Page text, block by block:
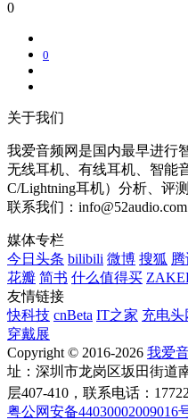
0
0
关于我们
我爱音频网是国内最早进行
无线耳机、有线耳机、智能
C/Lightning耳机）分析、评
联系我们：info@52audio.com
媒体专栏
今日头条 bilibili 微博 搜狐
花瓣 简书 什么值得买
友情链接
快科技 cnBeta IT之家 充电头
穿戴展
Copyright © 2016-2026 我爱
址：深圳市龙岗区坂田街道
层407-410，联系电话：
粤公网安备44030002009016